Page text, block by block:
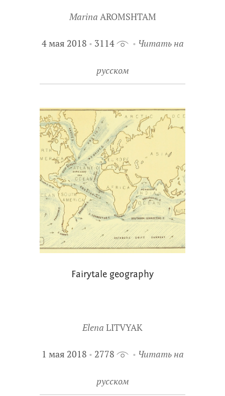
Marina AROMSHTAM
4 мая 2018 3114 Читать на
русском
Fairytale geography
Elena LITVYAK
1 мая 2018 2778 Читать на
русском